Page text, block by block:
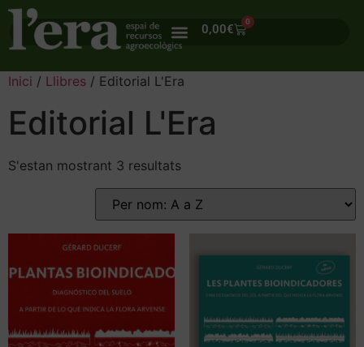
0,00€
0
Inici / Llibres / Editorial L'Era
Editorial L'Era
S'estan mostrant 3 resultats